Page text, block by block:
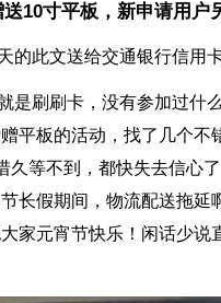
10寸平板， 新申请用户
此文送给交通银行信用
刷刷卡，没有参加过什
平板的活动，找了几个不
久等不到，都快失去信心
长假期间，物流配送拖延
家元宵节快乐！闲话少说